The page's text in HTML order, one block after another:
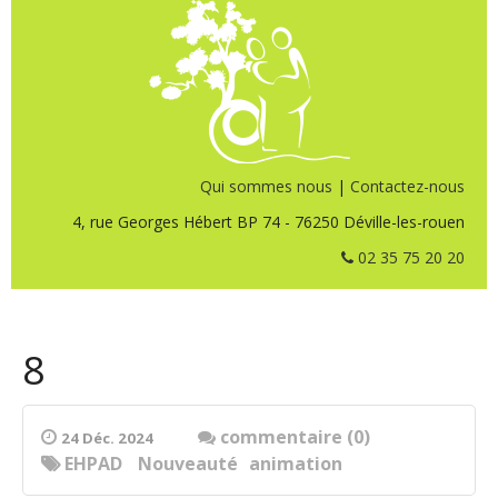
Qui sommes nous | Contactez-nous
4, rue Georges Hébert BP 74 - 76250 Déville-les-rouen
02 35 75 20 20
8
24 Déc. 2024
commentaire (0)
animation
EHPAD Nouveauté